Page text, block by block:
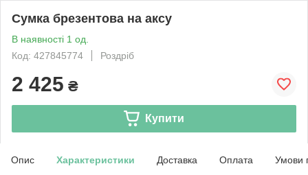
Сумка брезентова на аксу
В наявності 1 од.
Код: 427845774
Роздріб
2 425 ₴
Купити
Опис Характеристики Доставка Оплата Умови